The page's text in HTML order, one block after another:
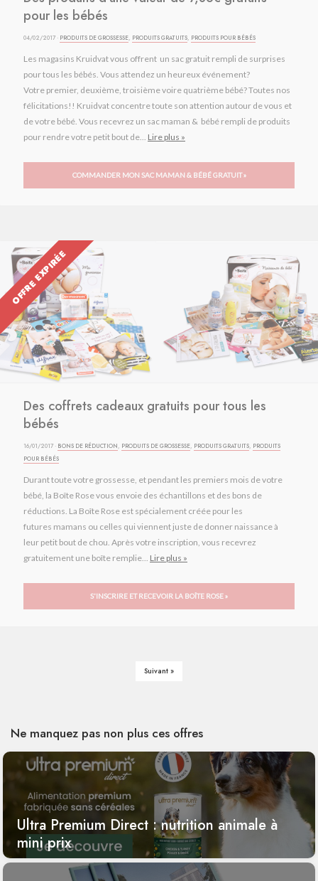
pour les bébés
04/02/2017 · PRODUITS DE GROSSESSE, PRODUITS GRATUITS, PRODUITS POUR BÉBÉS
Les magasins Kruidvat vous offrent un sac gratuit rempli de surprises
pour tous les bébés. Vous attendez un heureux événement?
Votre premier, deuxième, troisième voire quatrième bébé? Toutes nos
félicitations!! Kruidvat concentre toute son attention autour de vous et
de votre bébé. Vous recevrez un sac maman & bébé rempli de produits
pour rendre votre petit bout de... Lire plus »
COMMANDER MON SAC MAMAN & BÉBÉ GRATUIT »
OFFRE EXPIRÉE
Des coffrets cadeaux gratuits pour tous les
bébés
16/01/2017 · BONS DE RÉDUCTION, PRODUITS DE GROSSESSE, PRODUITS GRATUITS, PRODUITS
POUR BÉBÉS
Durant toute votre grossesse, et pendant les premiers mois de votre
bébé, la Boîte Rose vous envoie des échantillons et des bons de
réductions. La Boîte Rose est spécialement créée pour les
futures mamans ou celles qui viennent juste de donner naissance à
leur petit bout de chou. Après votre inscription, vous recevrez
gratuitement une boîte remplie... Lire plus »
S'INSCRIRE ET RECEVOIR LA BOÎTE ROSE »
Suivant »
Ne manquez pas non plus ces offres
Ultra Premium Direct : nutrition animale à
mini prix